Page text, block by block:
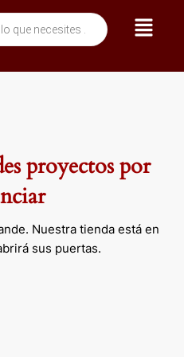
Menú
proyectos por
Nuestra tienda está en
sus puertas.